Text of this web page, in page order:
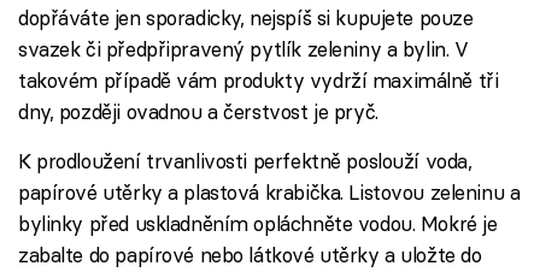
dopřáváte jen sporadicky, nejspíš si kupujete pouze
svazek či předpřipravený pytlík zeleniny a bylin. V
takovém případě vám produkty vydrží maximálně tři
dny, později ovadnou a čerstvost je pryč.
K prodloužení trvanlivosti perfektně poslouží voda,
papírové utěrky a plastová krabička. Listovou zeleninu a
bylinky před uskladněním opláchněte vodou. Mokré je
zabalte do papírové nebo látkové utěrky a uložte do